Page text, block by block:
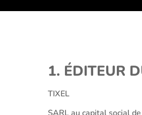
1. ÉDITEUR
TIXEL